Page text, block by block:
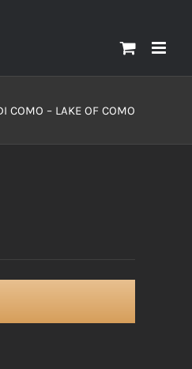
COMO – LAKE OF COMO